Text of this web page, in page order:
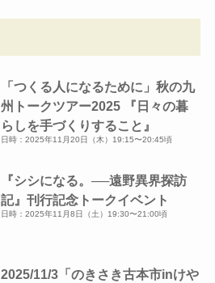
「つくる人になるために」秋の九
州トークツアー2025 『日々の暮
らしを手づくりすること』
日時：2025年11月20日（木）19:15〜20:45頃
『シシになる。──遠野異界探訪
記』刊行記念トークイベント
日時：2025年11月8日（土）19:30〜21:00頃
2025/11/3「のきさき古本市inけや